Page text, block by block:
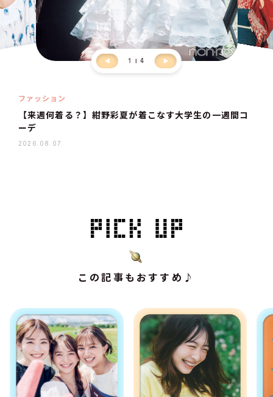
1 4
ファッション
【来週何着る？】紺野彩夏が着こなす大学生の一週間コ
ーデ
2026.08.07
この記事もおすすめ♪